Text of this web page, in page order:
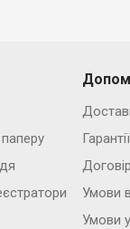
Умови
Умови